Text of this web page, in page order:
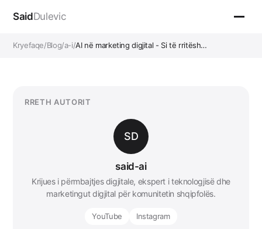
SaidDulevic
Kryefaqe/Blog/a-i/AI në marketing digjital - Si të rritësh…
RRETH AUTORIT
SD
said-ai
Krijues i përmbajtjes digjitale, ekspert i teknologjisë dhe
marketingut digjital për komunitetin shqipfolës.
YouTube Instagram